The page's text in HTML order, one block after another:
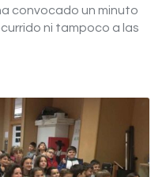
convocado un minuto
ni tampoco a las